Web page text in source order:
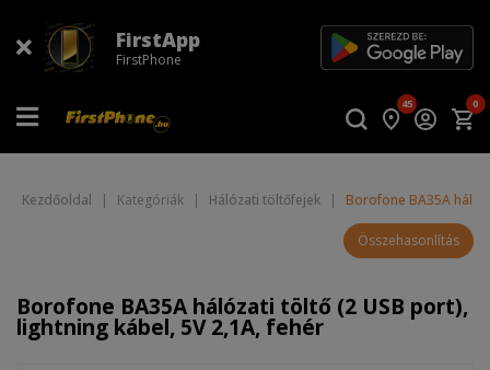
FirstApp
FirstPhone
45 0
Kezdőoldal | Kategóriák | Hálózati töltőfejek | Borofone BA35A
Összehasonlítás
Borofone BA35A hálózati töltő (2 USB port),
lightning kábel, 5V 2,1A, fehér